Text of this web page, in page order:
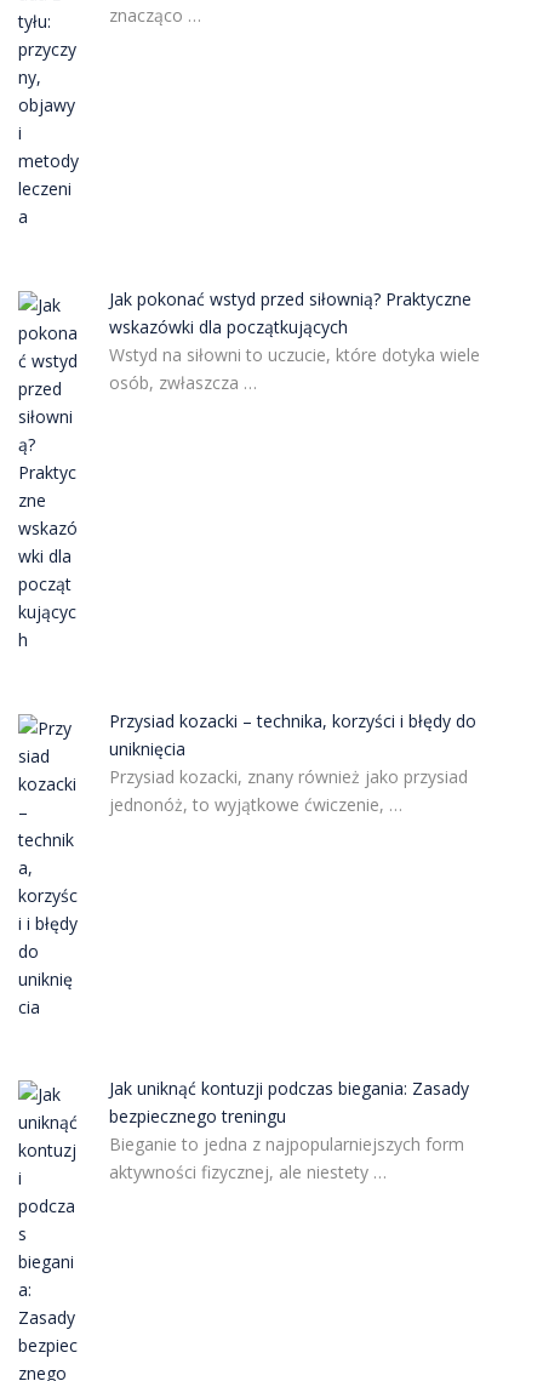
znacząco …
Jak pokonać wstyd przed siłownią? Praktyczne
wskazówki dla początkujących
Wstyd na siłowni to uczucie, które dotyka wiele
osób, zwłaszcza …
Przysiad kozacki – technika, korzyści i błędy do
uniknięcia
Przysiad kozacki, znany również jako przysiad
jednonóż, to wyjątkowe ćwiczenie, …
Jak uniknąć kontuzji podczas biegania: Zasady
bezpiecznego treningu
Bieganie to jedna z najpopularniejszych form
aktywności fizycznej, ale niestety …